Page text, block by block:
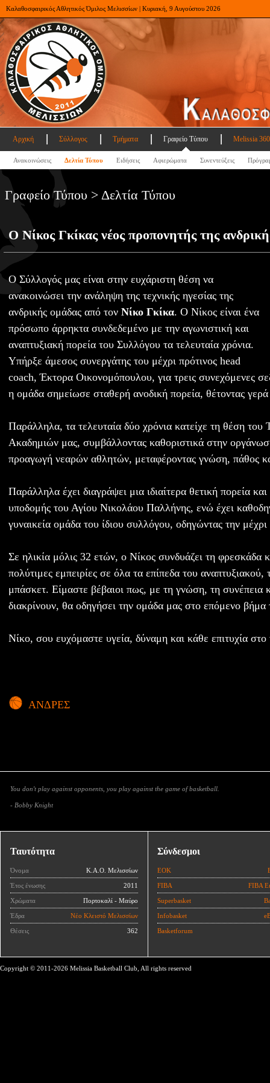
Καλαθοσφαιρικός Αθλητικός Όμιλος Μελισσίων | Κυριακή, 9 Αυγούστου 2026
Αρχική Σύλλογος Τμήματα Γραφείο Τύπου Melissia
Ανακοινώσεις Δελτία Τύπου Ειδήσεις Αφιερώματα Συνεντεύξεις
Γραφείο Τύπου > Δελτία Τύπου
Ο Νίκος Γκίκας νέος προπονητής της
Ο Σύλλογός μας είναι στην ευχάριστη θέση να
ανακοινώσει την ανάληψη της τεχνικής ηγεσίας της
ανδρικής ομάδας από τον Νίκο Γκίκα. Ο Νίκος είναι ένα
πρόσωπο άρρηκτα συνδεδεμένο με την αγωνιστική και
αναπτυξιακή πορεία του Συλλόγου τα τελευταία χρόνια.
Υπήρξε άμεσος συνεργάτης του μέχρι πρότινος head
coach, Έκτορα Οικονομόπουλου, για τρεις συνεχόμενες
η ομάδα σημείωσε σταθερή ανοδική πορεία, θέτοντας
Παράλληλα, τα τελευταία δύο χρόνια κατείχε τη θέση του
Ακαδημιών μας, συμβάλλοντας καθοριστικά στην
προαγωγή νεαρών αθλητών, μεταφέροντας γνώση, πάθος
Παράλληλα έχει διαγράψει μια ιδιαίτερα θετική πορεία
υποδομής του Αγίου Νικολάου Παλλήνης, ενώ έχει
γυναικεία ομάδα του ίδιου συλλόγου, οδηγώντας την
Σε ηλικία μόλις 32 ετών, ο Νίκος συνδυάζει τη φρεσκάδα
πολύτιμες εμπειρίες σε όλα τα επίπεδα του αναπτυξιακού,
μπάσκετ. Είμαστε βέβαιοι πως, με τη γνώση, τη συνέπεια
διακρίνουν, θα οδηγήσει την ομάδα μας στο επόμενο βήμα
Νίκο, σου ευχόμαστε υγεία, δύναμη και κάθε επιτυχία
ΑΝΔΡΕΣ
You don't play against opponents, you play against the game of basketball.
- Bobby Knight
Ταυτότητα
Όνομα Κ.Α.Ο. Μελισσίων
Έτος ένωσης 2011
Χρώματα Πορτοκαλί - Μαύρο
Έδρα Νέο Κλειστό Μελισσίων
Θέσεις 362
Σύνδεσμοι
ΕΟΚ
FIBA FIBA
Superbasket
Infobasket
Basketforum
Copyright © 2011-2026 Melissia Basketball Club, All rights reserved